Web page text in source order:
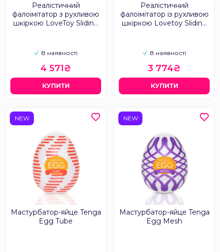
Реалістичний
фалоімітатор з рухливою
шкіркою LoveToy Sliding
В наявності
4 571₴
КУПИТИ
Реалістичний
фалоімітатор із рухливою
шкіркою Lovetoy Sliding
В наявності
3 774₴
КУПИТИ
NEW
Мастурбатор-яйце Tenga
Egg Tube
NEW
Мастурбатор-яйце Tenga
Egg Mesh